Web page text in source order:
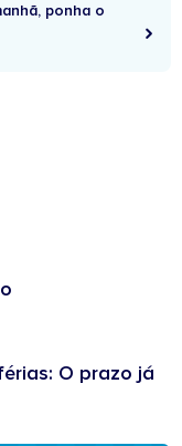
ponha o
O prazo já